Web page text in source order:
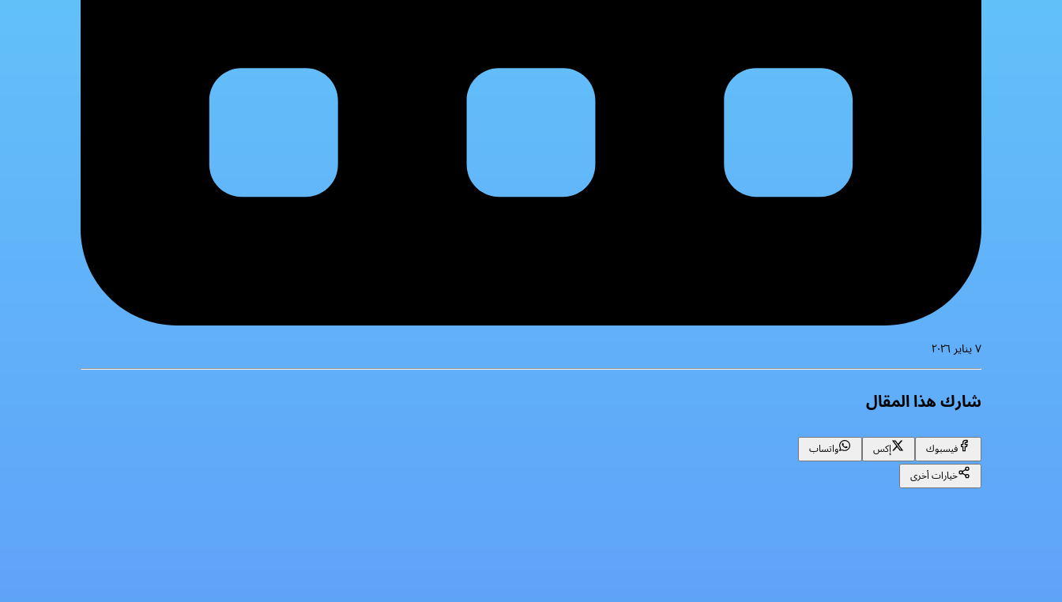
٧ يناير ٢٠٢٦
شارك هذا المقال
فيسبوك إكس
واتساب
خيارات أخرى